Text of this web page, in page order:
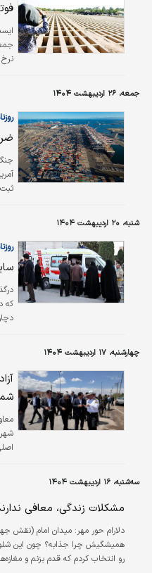
جمعه، ۲۶ اردیبهشت ۱۴۰۴
شنبه، ۲۰ اردیبهشت ۱۴۰۴
که
چهارشنبه، ۱۷ اردیبهشت ۱۴۰۴
سه‌شنبه، ۱۶ اردیبهشت ۱۴۰۴
مشکلات زندگی، معافی
دلارام حور مهر: میدان امام (نقش
همیشگیش چرا جذابه؟ چون این
رو انتخاب کردم که قدم بزنم و